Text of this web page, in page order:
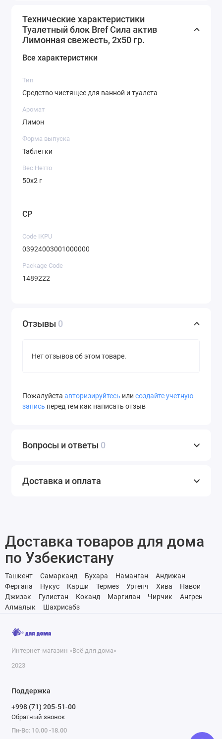
Технические характеристики
Туалетный блок Bref Сила актив
Лимонная свежесть, 2х50 гр.
Все характеристики
Тип
Средство чистящее для ванной и туалета
Аромат
Лимон
Форма выпуска
Таблетки
Вес Нетто
50х2 г
CP
Code IKPU
03924003001000000
Package Code
1489222
Отзывы 0
Нет отзывов об этом товаре.
Пожалуйста авторизируйтесь или создайте учетную
запись перед тем как написать отзыв
Вопросы и ответы 0
Доставка и оплата
Доставка товаров для дома
по Узбекистану
Ташкент Самарканд Бухара Наманган
Андижан
Фергана
Нукус Карши Термез Ургенч Хива
Навои
Джизак
Гулистан Коканд Маргилан Чирчик
Ангрен
Алмалык
Шахрисабз
Интернет-магазин «Всё для дома»
2023
Поддержка
+998 (71) 205-51-00
Обратный звонок
Пн-Вс: 10.00 -18.00